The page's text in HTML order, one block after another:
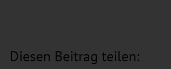
Diesen Beitrag teilen: